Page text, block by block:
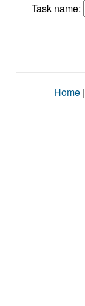
Task name:
Home |